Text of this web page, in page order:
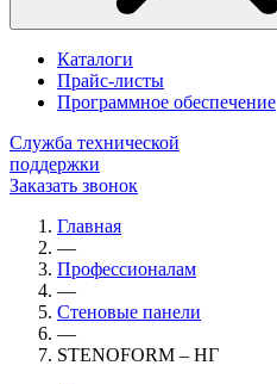
Каталоги
Прайс-листы
Программное обеспечение
Cлужба технической
поддержки
Заказать звонок
Главная
—
Профессионалам
—
Стеновые панели
—
STENOFORM – НГ